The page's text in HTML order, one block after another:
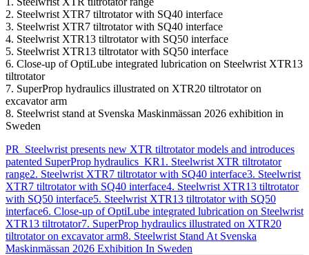
2. Steelwrist XTR7 tiltrotator with SQ40 interface
3. Steelwrist XTR7 tiltrotator with SQ40 interface
4. Steelwrist XTR13 tiltrotator with SQ50 interface
5. Steelwrist XTR13 tiltrotator with SQ50 interface
6. Close-up of OptiLube integrated lubrication on Steelwrist XTR13
tiltrotator
7. SuperProp hydraulics illustrated on XTR20 tiltrotator on
excavator arm
8. Steelwrist stand at Svenska Maskinmässan 2026 exhibition in
Sweden
PR_Steelwrist presents new XTR tiltrotator models and introduces
patented SuperProp hydraulics_KR1. Steelwrist XTR tiltrotator
range2. Steelwrist XTR7 tiltrotator with SQ40 interface3. Steelwrist
XTR7 tiltrotator with SQ40 interface4. Steelwrist XTR13 tiltrotator
with SQ50 interface5. Steelwrist XTR13 tiltrotator with SQ50
interface6. Close-up of OptiLube integrated lubrication on Steelwrist
XTR13 tiltrotator7. SuperProp hydraulics illustrated on XTR20
tiltrotator on excavator arm8. Steelwrist Stand At Svenska
Maskinmässan 2026 Exhibition In Sweden